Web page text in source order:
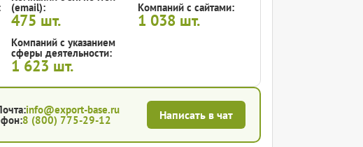
(email):
475 шт.
Компаний с сайтами:
1 038 шт.
Компаний с указанием
сферы деятельности:
1 623 шт.
info@export-base.ru
8 (800) 775-29-12 Написать в чат